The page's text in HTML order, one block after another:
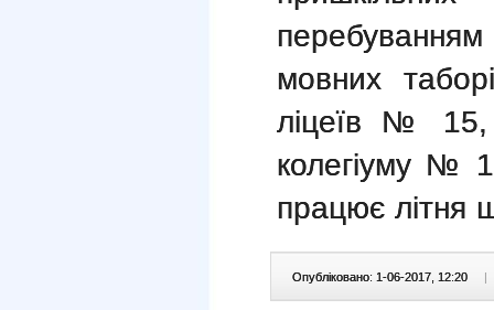
мовних
ліцеїв №
колегіуму №
працює літня
Опубліковано: 1-06-2017, 12:20 |